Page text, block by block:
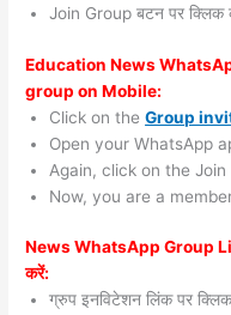
Join Group बटन पर क्लिक
Education News
group on Mobile:
Click on theGroup
Open your WhatsApp
Again, click on the Join
Now, you are a
News WhatsApp Group
करें:
ग्रुप इनविटेशन लिंक पर